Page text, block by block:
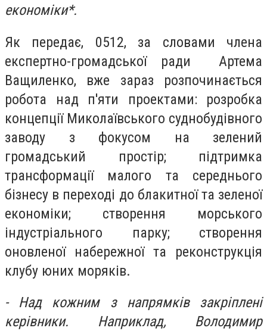
економіки*.
Як передає, 0512, за словами члена
експертно-громадської ради Артема
Ващиленко, вже зараз розпочинається
робота над п'яти проектами: розробка
концепції Миколаївського суднобудівного
заводу з фокусом на зелений
громадський простір; підтримка
трансформації малого та середнього
бізнесу в переході до блакитної та зеленої
економіки; створення морського
індустріального парку; створення
оновленої набережної та реконструкція
клубу юних моряків.
- Над кожним з напрямків закріплені
керівники. Наприклад, Володимир